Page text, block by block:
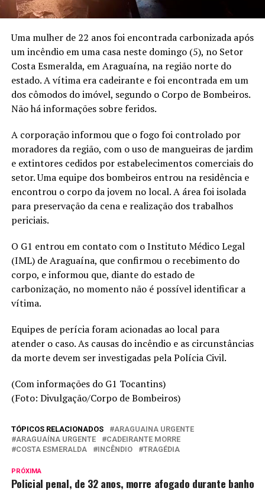
Uma mulher de 22 anos foi encontrada carbonizada após
um incêndio em uma casa neste domingo (5), no Setor
Costa Esmeralda, em Araguaína, na região norte do
estado. A vítima era cadeirante e foi encontrada em um
dos cômodos do imóvel, segundo o Corpo de Bombeiros.
Não há informações sobre feridos.
A corporação informou que o fogo foi controlado por
moradores da região, com o uso de mangueiras de jardim
e extintores cedidos por estabelecimentos comerciais do
setor. Uma equipe dos bombeiros entrou na residência e
encontrou o corpo da jovem no local. A área foi isolada
para preservação da cena e realização dos trabalhos
periciais.
O G1 entrou em contato com o Instituto Médico Legal
(IML) de Araguaína, que confirmou o recebimento do
corpo, e informou que, diante do estado de
carbonização, no momento não é possível identificar a
vítima.
Equipes de perícia foram acionadas ao local para
atender o caso. As causas do incêndio e as circunstâncias
da morte devem ser investigadas pela Polícia Civil.
(Com informações do G1 Tocantins)
(Foto: Divulgação/Corpo de Bombeiros)
TÓPICOS RELACIONADOS
ARAGUAINA URGENTE
ARAGUAÍNA URGENTE
CADEIRANTE MORRE
COSTA ESMERALDA
INCÊNDIO TRAGÉDIA
PRÓXIMA
Policial penal, de 32 anos, morre afogado durante banho